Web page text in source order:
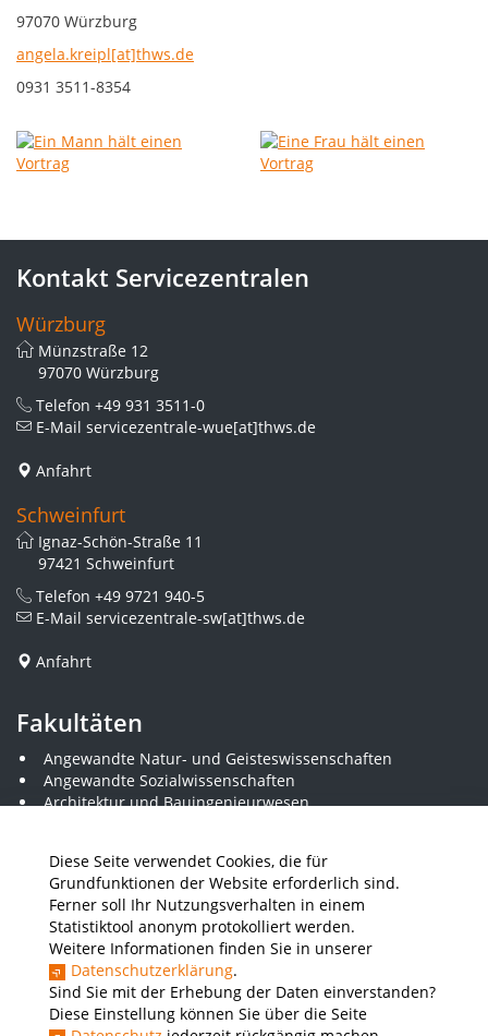
Diese Seite verwendet Cookies, die für
Grundfunktionen der Website erforderlich sind.
Ferner soll Ihr Nutzungsverhalten in einem
Statistiktool anonym protokolliert werden.
Weitere Informationen finden Sie in unserer
Datenschutzerklärung.
Sind Sie mit der Erhebung der Daten einverstanden?
Diese Einstellung können Sie über die Seite
97070 Würzburg
angela.kreipl[at]thws.de
0931 3511-8354
Kontakt Servicezentralen
Würzburg
Münzstraße 12
97070 Würzburg
Telefon +49 931 3511-0
E-Mail servicezentrale-wue[at]thws.de
Anfahrt
Schweinfurt
Ignaz-Schön-Straße 11
97421 Schweinfurt
Telefon +49 9721 940-5
E-Mail servicezentrale-sw[at]thws.de
Anfahrt
Fakultäten
Angewandte Natur- und Geisteswissenschaften
Angewandte Sozialwissenschaften
Architektur und Bauingenieurwesen
Informatik und Wirtschaftsinformatik
Kunststofftechnik und Vermessung
Maschinenbau
THWS Business School
Wirtschaftsingenieurwesen
Presse Stellenausschreibungen Intranet THWS Store